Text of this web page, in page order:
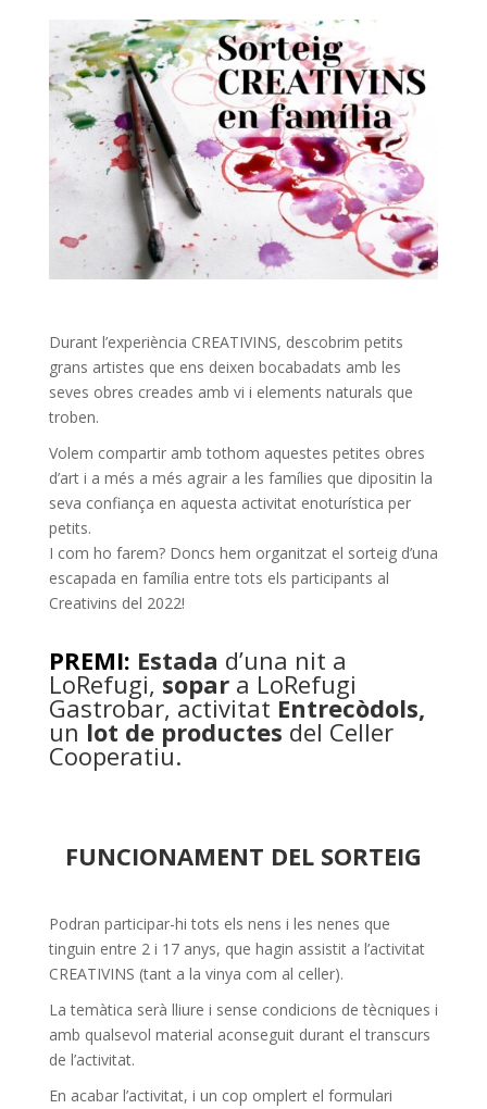
Durant l’experiència CREATIVINS, descobrim petits
grans artistes que ens deixen bocabadats amb les
seves obres creades amb vi i elements naturals que
troben.
Volem compartir amb tothom aquestes petites obres
d’art i a més a més agrair a les famílies que dipositin la
seva confiança en aquesta activitat enoturística per
petits.
I com ho farem? Doncs hem organitzat el sorteig d’una
escapada en família entre tots els participants al
Creativins del 2022!
PREMI: Estada d’una nit a
LoRefugi, sopara LoRefugi
Gastrobar, activitat Entrecòdols,
un lot de productes del Celler
Cooperatiu.
FUNCIONAMENT DEL SORTEIG
Podran participar-hi tots els nens i les nenes que
tinguin entre 2 i 17 anys, que hagin assistit a l’activitat
CREATIVINS (tant a la vinya com al celler).
La temàtica serà lliure i sense condicions de tècniques i
amb qualsevol material aconseguit durant el transcurs
de l’activitat.
En acabar l’activitat, i un cop omplert el formulari